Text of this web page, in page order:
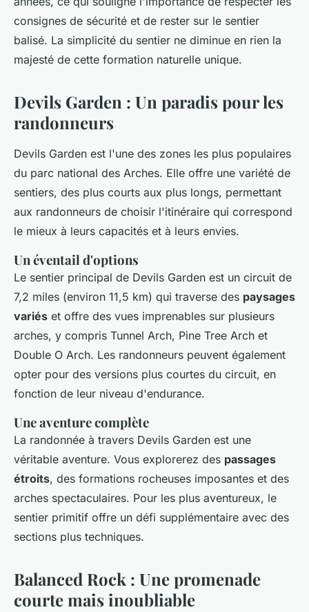
consignes de sécurité et de rester sur le sentier
balisé. La simplicité du sentier ne diminue en rien la
majesté de cette formation naturelle unique.
Devils Garden : Un paradis pour les
randonneurs
Devils Garden est l'une des zones les plus populaires
du parc national des Arches. Elle offre une variété de
sentiers, des plus courts aux plus longs, permettant
aux randonneurs de choisir l'itinéraire qui correspond
le mieux à leurs capacités et à leurs envies.
Un éventail d'options
Le sentier principal de Devils Garden est un circuit de
7,2 miles (environ 11,5 km) qui traverse des paysages
variés et offre des vues imprenables sur plusieurs
arches, y compris Tunnel Arch, Pine Tree Arch et
Double O Arch. Les randonneurs peuvent également
opter pour des versions plus courtes du circuit, en
fonction de leur niveau d'endurance.
Une aventure complète
La randonnée à travers Devils Garden est une
véritable aventure. Vous explorerez des passages
étroits, des formations rocheuses imposantes et des
arches spectaculaires. Pour les plus aventureux, le
sentier primitif offre un défi supplémentaire avec des
sections plus techniques.
Balanced Rock : Une promenade
courte mais inoubliable